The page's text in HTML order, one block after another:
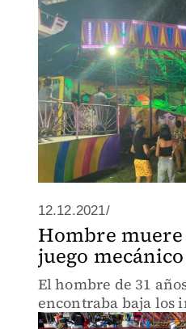
12.12.2021/
Hombre
juego
El hombre de 31
encontraba baja los